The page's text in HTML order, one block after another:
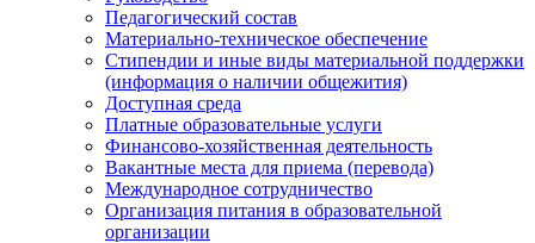
Педагогический состав
Материально-техническое обеспечение
Стипендии и иные виды материальной поддержки
(информация о наличии общежития)
Доступная среда
Платные образовательные услуги
Финансово-хозяйственная деятельность
Вакантные места для приема (перевода)
Международное сотрудничество
Организация питания в образовательной
организации